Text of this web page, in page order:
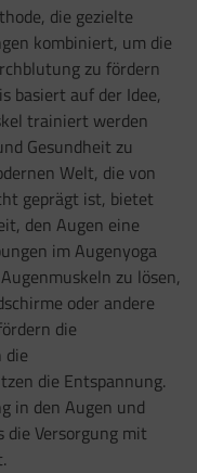
die gezielte
kombiniert, um die
zu fördern
basiert auf der Idee,
trainiert werden
Gesundheit zu
Welt, die von
geprägt ist, bietet
den Augen eine
im Augenyoga
zu lösen,
oder andere
die
die
die Entspannung.
in den Augen und
die Versorgung mit